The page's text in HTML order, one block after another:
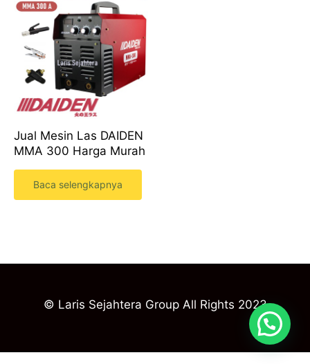
Jual Mesin Las DAIDEN
MMA 300 Harga Murah
Baca selengkapnya
© Laris Sejahtera Group All Rights 2023